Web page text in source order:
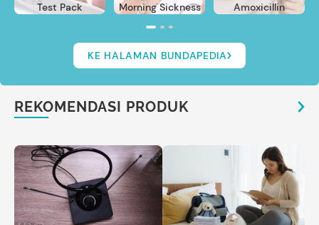
Test Pack Morning Sickness Amoxicillin
KE HALAMAN BUNDAPEDIA
REKOMENDASI PRODUK